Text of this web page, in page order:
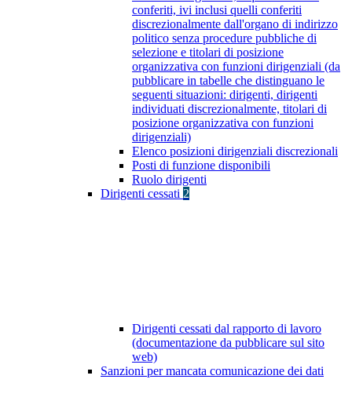
conferiti, ivi inclusi quelli conferiti
discrezionalmente dall'organo di indirizzo
politico senza procedure pubbliche di
selezione e titolari di posizione
organizzativa con funzioni dirigenziali (da
pubblicare in tabelle che distinguano le
seguenti situazioni: dirigenti, dirigenti
individuati discrezionalmente, titolari di
posizione organizzativa con funzioni
dirigenziali)
Elenco posizioni dirigenziali discrezionali
Posti di funzione disponibili
Ruolo dirigenti
Dirigenti cessati 2
Dirigenti cessati dal rapporto di lavoro
(documentazione da pubblicare sul sito
web)
Sanzioni per mancata comunicazione dei dati